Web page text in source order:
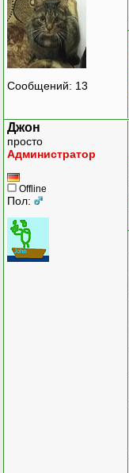
Сообщений: 13
Джон
просто
Администратор
Offline
Пол: